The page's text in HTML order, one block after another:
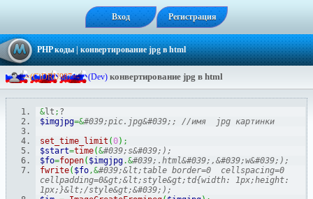
Вход Регистрация
PHP коды| конвертирование jpg в html
-=(C)DRU987=- (Dev) конвертирование jpg в html
&lt ; ?
$imgjpg=&#039;pic.jpg&#039;; //имя  jpg картинки
set_time_limit (0) ;
$start=time(&#039;s&#039;);
$fo=fopen( $imgjpg.&#039;.html&#039;,&#039;w&#039;);
fwrite( $fo,&#039;&lt;table border=0  cellspacing=0
cellpadding=0&gt;&lt;style&gt;td{width: 1px;height:
1px;}&lt;/style&gt;&#039;);